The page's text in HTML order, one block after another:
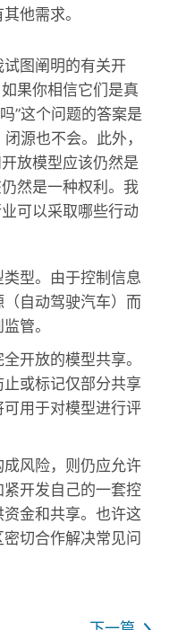
他需求。
图阐明的有关开
果你相信它们是真
”这个问题的答案是
源也不会。此外，
放模型应该仍然是
然是一种权利。我
可以采取哪些行动
型。由于控制信息
（自动驾驶汽车）而
管。
开放的模型共享。
或标记仅部分共享
用于对模型进行评
风险，则仍应允许
开发自己的一套控
金和共享。也许这
切合作解决常见问